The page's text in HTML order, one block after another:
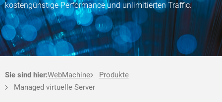
kostengünstige Performance und unlimitierten Traffic.
Sie sind hier:WebMachine
Produkte
Managed virtuelle Server